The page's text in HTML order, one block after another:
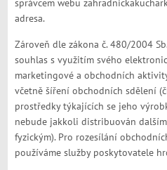
správcem webu
adresa.
Zároveň dle zákona č. 480/2004
souhlas s využitím svého
marketingové a obchodních
včetně šíření obchodních sdělení
prostředky týkajících se jeho
nebude jakkoli distribuován
fyzickým). Pro rozesílání
používáme služby poskytovatele